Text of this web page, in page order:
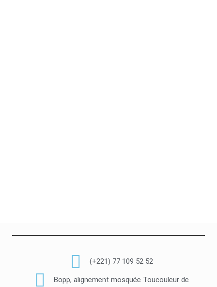
(+221) 77 109 52 52
Bopp, alignement mosquée Toucouleur de